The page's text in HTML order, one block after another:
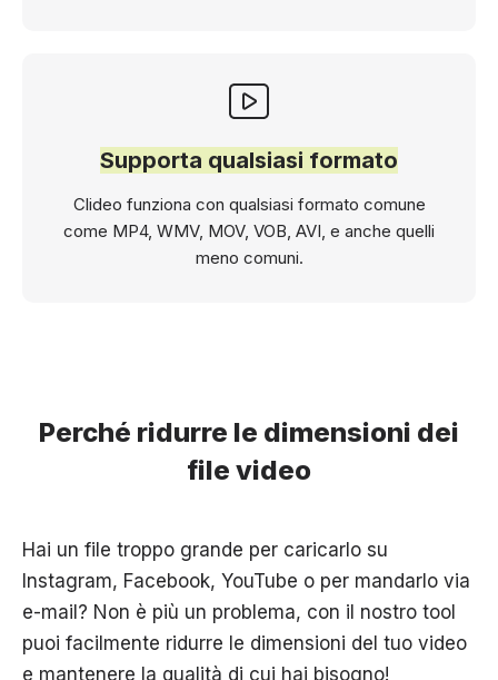
Supporta qualsiasi formato
Clideo funziona con qualsiasi formato comune
come MP4, WMV, MOV, VOB, AVI, e anche quelli
meno comuni.
Perché ridurre le dimensioni dei
file video
Hai un file troppo grande per caricarlo su
Instagram, Facebook, YouTube o per mandarlo via
e-mail? Non è più un problema, con il nostro tool
puoi facilmente ridurre le dimensioni del tuo video
e mantenere la qualità di cui hai bisogno!